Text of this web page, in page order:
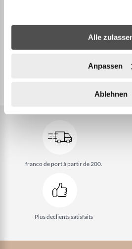
Alle
Anpassen
Ablehnen
franco de port à partir de 200.
Plus declients satisfaits